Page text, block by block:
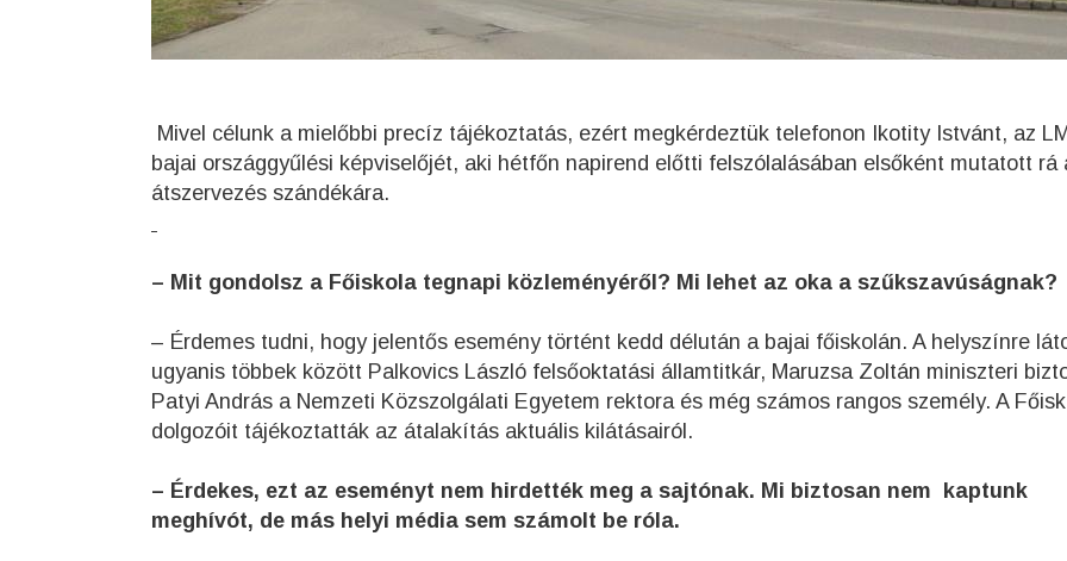
Mivel célunk a mielőbbi precíz tájékoztatás, ezért megkérdeztük telefonon Ikotity Istvánt, az
bajai országgyűlési képviselőjét, aki hétfőn napirend előtti felszólalásában elsőként mutatott rá
átszervezés szándékára.
– Mit gondolsz a Főiskola tegnapi közleményéről? Mi lehet az oka a szűkszavúságnak?
– Érdemes tudni, hogy jelentős esemény történt kedd délután a bajai főiskolán. A helyszínre
ugyanis többek között Palkovics László felsőoktatási államtitkár, Maruzsa Zoltán miniszteri
Patyi András a Nemzeti Közszolgálati Egyetem rektora és még számos rangos személy. A
dolgozóit tájékoztatták az átalakítás aktuális kilátásairól.
– Érdekes, ezt az eseményt nem hirdették meg a sajtónak. Mi biztosan nem kaptunk
meghívót, de más helyi média sem számolt be róla.